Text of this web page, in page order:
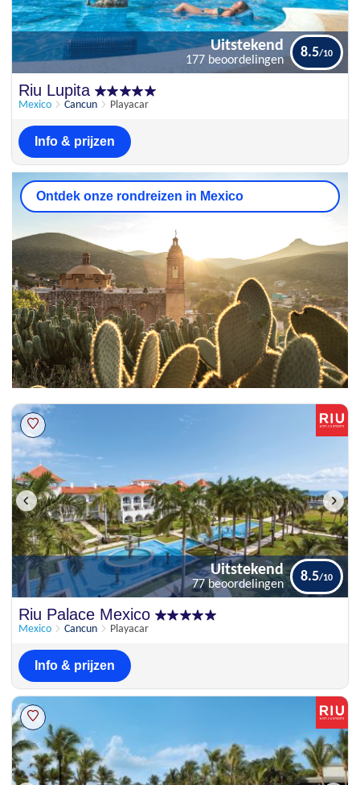
Riu Lupita
Mexico Cancun Playacar
Uitstekend
177 beoordelingen
8.5
Info & prijzen
Ontdek onze rondreizen in Mexico
Uitstekend
Riu Palace Mexico
Mexico Cancun Playacar
Uitstekend
77 beoordelingen
8.5
Info & prijzen